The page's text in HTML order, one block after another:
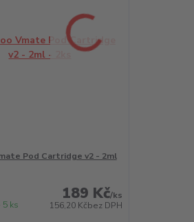
Pod Cartridge v2 - 2ml
189 Kč/ks
156,20 Kčbez DPH
ks